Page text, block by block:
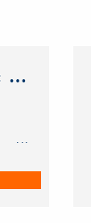
Premi David di Donatello: congratulazioni al nuovo direttore artistico, Gian Luca Farinelli